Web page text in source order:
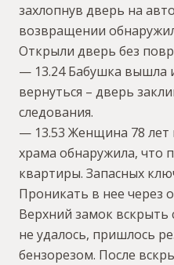
захлопнув дверь на
возвращении
Открыли дверь без
— 13.24 Бабушка вышла
вернуться – дверь
следования.
— 13.53 Женщина 78
храма обнаружила, что
квартиры. Запасных
Проникать в нее через
Верхний замок
не удалось, пришлось
бензорезом. После